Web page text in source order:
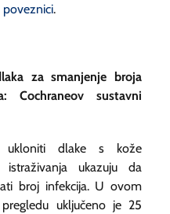
poveznici.
za smanjenje broja
Cochraneov sustavni
ukloniti dlake s kože
ukazuju da
broj infekcija. U ovom
uključeno je 25